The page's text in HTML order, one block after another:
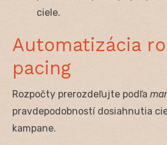
ciele.
Automatizácia
pacing
Rozpočty prerozdeľujte podľa
pravdepodobností dosiahnutia
kampane.